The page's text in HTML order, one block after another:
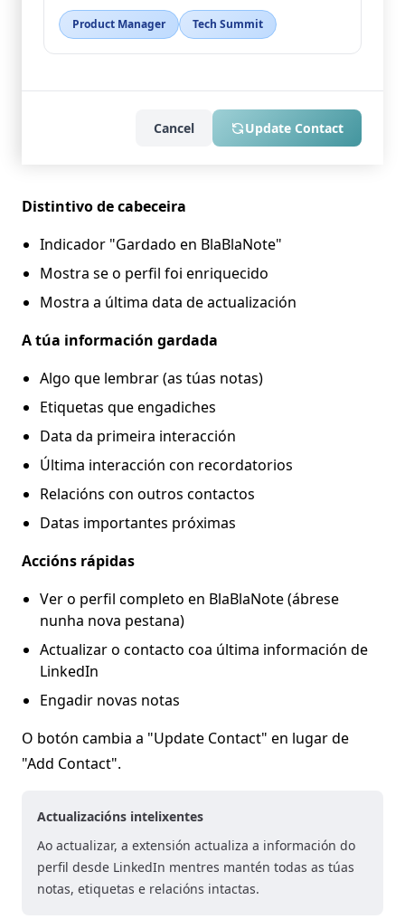
Product Manager
Tech Summit
Cancel Update Contact
Distintivo de cabeceira
Indicador "Gardado en BlaBlaNote"
Mostra se o perfil foi enriquecido
Mostra a última data de actualización
A túa información gardada
Algo que lembrar (as túas notas)
Etiquetas que engadiches
Data da primeira interacción
Última interacción con recordatorios
Relacións con outros contactos
Datas importantes próximas
Accións rápidas
Ver o perfil completo en BlaBlaNote (ábrese
nunha nova pestana)
Actualizar o contacto coa última información de
LinkedIn
Engadir novas notas
O botón cambia a "Update Contact" en lugar de
"Add Contact".
Actualizacións intelixentes
Ao actualizar, a extensión actualiza a información do
perfil desde LinkedIn mentres mantén todas as túas
notas, etiquetas e relacións intactas.